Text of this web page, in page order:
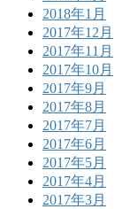
2018年1月
2017年12月
2017年11月
2017年10月
2017年9月
2017年8月
2017年7月
2017年6月
2017年5月
2017年4月
2017年3月